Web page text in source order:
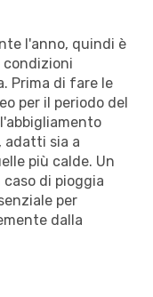
l'anno, quindi è
condizioni
Prima di fare le
per il periodo del
adatti sia a
più calde. Un
di pioggia
per
dalla